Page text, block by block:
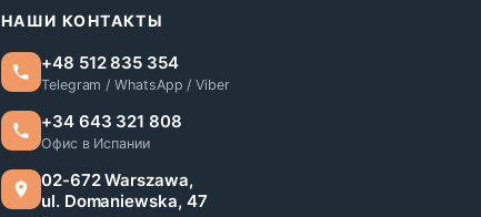
НАШИ КОНТАКТЫ
+48 512 835 354
Telegram / WhatsApp / Viber
+34 643 321 808
Офис в Испании
02-672 Warszawa,
ul. Domaniewska, 47